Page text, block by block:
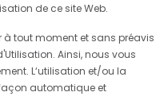
de ce site Web.
à tout moment et sans préavis
Ainsi, nous vous
L‘utilisation et/ou la
automatique et